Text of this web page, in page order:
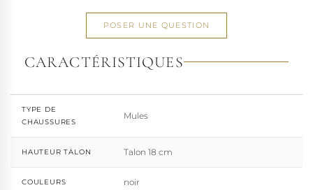
une large gamme de pointures. Parce qu'un style ne
devrait jamais se réduire à une question de centimètres, la
marque défend une idée simple : permettre à chacun
d'exprimer, sans contrainte, qui il veut être.
POSER UNE QUESTION
CARACTÉRISTIQUES
TYPE DE
CHAUSSURES
Mules
HAUTEUR TALON Talon 18 cm
COULEURS noir